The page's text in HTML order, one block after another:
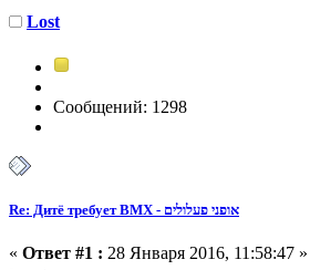
Lost
Сообщений: 1298
Re: Дитё требует BMX - אופני פעלולים
« Ответ #1 : 28 Января 2016, 11:58:47 »